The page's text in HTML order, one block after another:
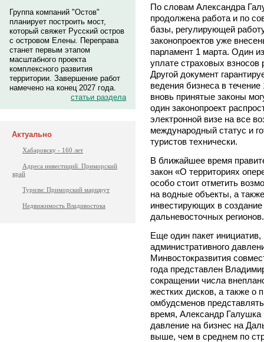
Группа компаний "Остов"
планирует построить мост,
который свяжет Русский остров
с островом Елены. Переправа
станет первым этапом
масштабного проекта
комплексного развития
территории. Завершение работ
намечено на конец 2027 года.
статьи раздела
Актуально
Хабаровску - 160 лет
Адреса инвестиций. Приморский
край
Туризм: Приморский маршрут
Недвижимость Владивостока
По словам Александра
продолжена работа и по
базы, регулирующей
законопроектов уже
парламент 1 марта. Один
уплате страховых
Другой документ
ведения бизнеса в
вновь принятые законы
один законопроект
электронной визе на все
международный статус и
туристов технически.
В ближайшее время
закон «О территориях
особо стоит отметить
на водные объекты, а
инвестирующих в
дальневосточных регионов.
Еще один пакет
административного
Минвостокразвития
года представлен
сокращении числа
жестких дисков, а также о
омбудсменов
время, Александр Галушка
давление на бизнес на
выше, чем в среднем по